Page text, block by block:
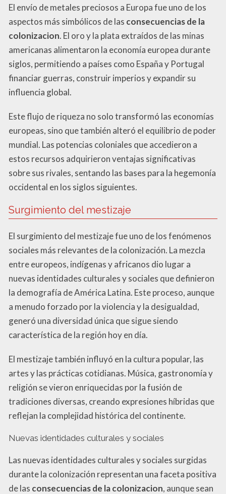
El envío de metales preciosos a Europa fue uno de los
aspectos más simbólicos de las consecuencias de la
colonizacion. El oro y la plata extraídos de las minas
americanas alimentaron la economía europea durante
siglos, permitiendo a países como España y Portugal
financiar guerras, construir imperios y expandir su
influencia global.
Este flujo de riqueza no solo transformó las economías
europeas, sino que también alteró el equilibrio de poder
mundial. Las potencias coloniales que accedieron a
estos recursos adquirieron ventajas significativas
sobre sus rivales, sentando las bases para la hegemonía
occidental en los siglos siguientes.
Surgimiento del mestizaje
El surgimiento del mestizaje fue uno de los fenómenos
sociales más relevantes de la colonización. La mezcla
entre europeos, indígenas y africanos dio lugar a
nuevas identidades culturales y sociales que definieron
la demografía de América Latina. Este proceso, aunque
a menudo forzado por la violencia y la desigualdad,
generó una diversidad única que sigue siendo
característica de la región hoy en día.
El mestizaje también influyó en la cultura popular, las
artes y las prácticas cotidianas. Música, gastronomía y
religión se vieron enriquecidas por la fusión de
tradiciones diversas, creando expresiones híbridas que
reflejan la complejidad histórica del continente.
Nuevas identidades culturales y sociales
Las nuevas identidades culturales y sociales surgidas
durante la colonización representan una faceta positiva
de las consecuencias de la colonizacion, aunque sean